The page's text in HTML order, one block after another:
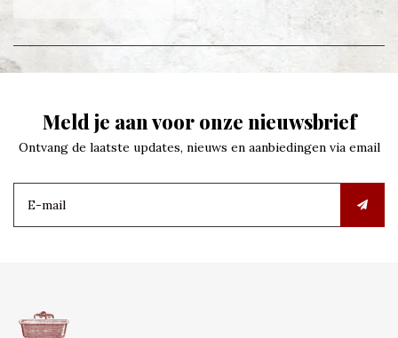
Meld je aan voor onze nieuwsbrief
Ontvang de laatste updates, nieuws en aanbiedingen via email